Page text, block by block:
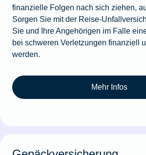
finanzielle Folgen nach sich ziehen,
Sorgen Sie mit der Reise-
Sie und Ihre Angehörigen im Falle
bei schweren Verletzungen finanziell
werden.
Mehr Infos